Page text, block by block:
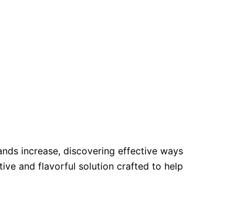
increase, discovering effective ways
and flavorful solution crafted to help